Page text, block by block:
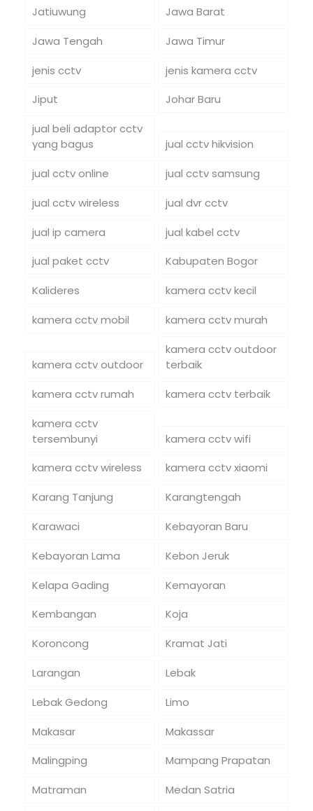
Jatiuwung
Jawa Barat
Jawa Tengah
Jawa Timur
jenis cctv
jenis kamera cctv
Jiput
Johar Baru
jual beli adaptor cctv
yang bagus
jual cctv hikvision
jual cctv online
jual cctv samsung
jual cctv wireless
jual dvr cctv
jual ip camera
jual kabel cctv
jual paket cctv
Kabupaten Bogor
Kalideres
kamera cctv kecil
kamera cctv mobil
kamera cctv murah
kamera cctv outdoor
kamera cctv outdoor
terbaik
kamera cctv rumah
kamera cctv terbaik
kamera cctv
tersembunyi
kamera cctv wifi
kamera cctv wireless
kamera cctv xiaomi
Karang Tanjung
Karangtengah
Karawaci
Kebayoran Baru
Kebayoran Lama
Kebon Jeruk
Kelapa Gading
Kemayoran
Kembangan
Koja
Koroncong
Kramat Jati
Larangan
Lebak
Lebak Gedong
Limo
Makasar
Makassar
Malingping
Mampang Prapatan
Matraman
Medan Satria